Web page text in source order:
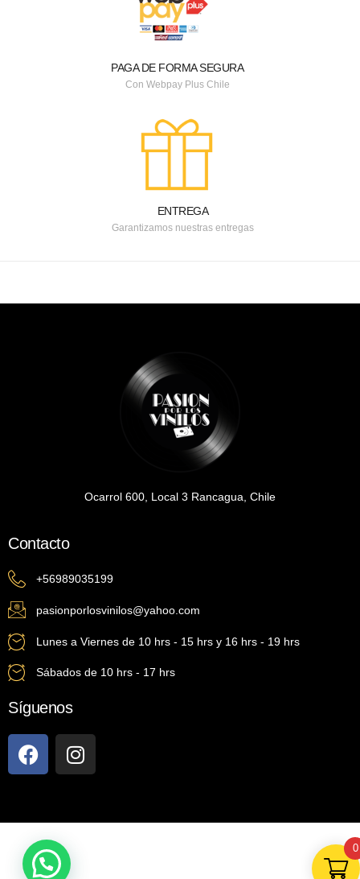
PAGA DE FORMA SEGURA
Con Webpay Plus Chile
ENTREGA
Garantizamos nuestras entregas
Ocarrol 600, Local 3 Rancagua, Chile
Contacto
+56989035199
pasionporlosvinilos@yahoo.com
Lunes a Viernes de 10 hrs - 15 hrs y 16 hrs - 19 hrs
Sábados de 10 hrs - 17 hrs
Síguenos
0